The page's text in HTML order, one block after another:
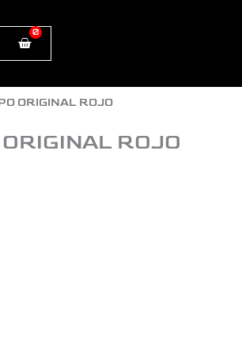
0
Cart
ORIGINAL ROJO
ROJO